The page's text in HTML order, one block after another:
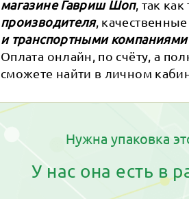
магазине Гавриш Шоп, так
производителя,
и транспортными
Оплата онлайн, по счёту, а
сможете найти в личном
Нужна упаковка
У нас она есть в